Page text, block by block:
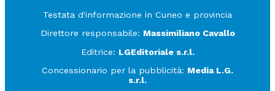
Testata d'informazione in Cuneo e provincia
Direttore responsabile: Massimiliano Cavallo
Editrice: LGEditoriale s.r.l.
Concessionario per la pubblicità: Media L.G.
s.r.l.